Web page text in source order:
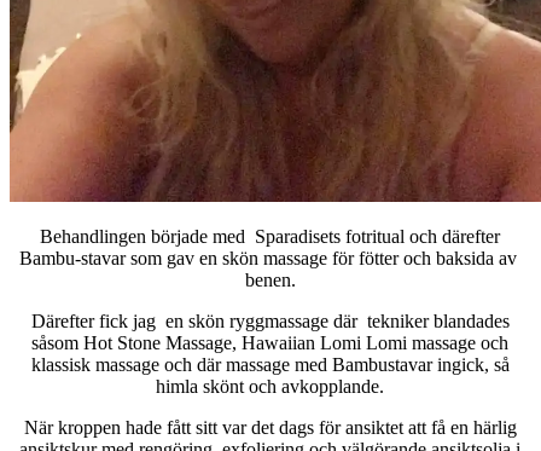
Behandlingen började med Sparadisets fotritual och därefter
Bambu-stavar som gav en skön massage för fötter och baksida av
benen.
Därefter fick jag en skön ryggmassage där tekniker blandades
såsom Hot Stone Massage, Hawaiian Lomi Lomi massage och
klassisk massage och där massage med Bambustavar ingick, så
himla skönt och avkopplande.
När kroppen hade fått sitt var det dags för ansiktet att få en härlig